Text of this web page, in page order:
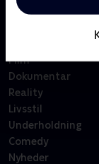
Kategorier
Film
Dokumentar
Reality
Livsstil
Underholdning
Comedy
Nyheder